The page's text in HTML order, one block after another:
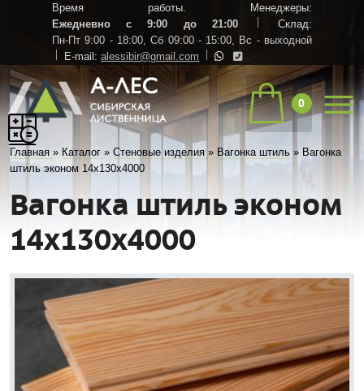
Время работы. Менеджеры:
Ежедневно с 9:00 до 21:00
Склад:
Пн-Пт 9:00 - 18:00, Сб 09:00 - 15:00, Вс - выходной
E-mail: alessibir@gmail.com
0
Главная » Каталог »Стеновые изделия » Вагонка штиль » Вагонка
штиль эконом 14х130х4000
Вагонка штиль эконом
14х130х4000